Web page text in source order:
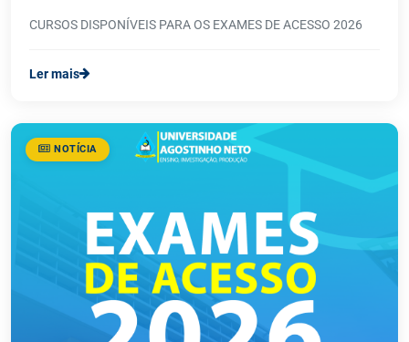
CURSOS DISPONÍVEIS PARA OS EXAMES DE ACESSO 2026
Ler mais
NOTÍCIA